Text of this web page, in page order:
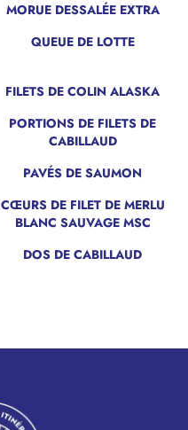
MORUE DESSALÉE EXTRA
QUEUE DE LOTTE
FILETS DE COLIN ALASKA
PORTIONS DE FILETS DE
CABILLAUD
PAVÉS DE SAUMON
CŒURS DE FILET DE MERLU
BLANC SAUVAGE MSC
DOS DE CABILLAUD